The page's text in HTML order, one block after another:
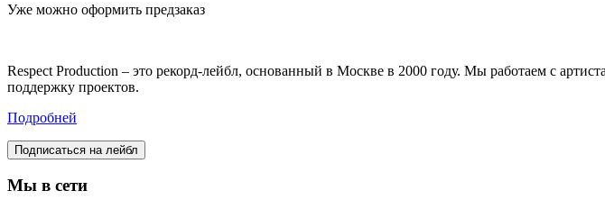
Уже можно оформить предзаказ
Respect Production – это рекорд-лейбл, основанный в Москве в 2000 году. Мы работаем с
поддержку проектов.
Подробней
Подписаться на лейбл
Мы в сети